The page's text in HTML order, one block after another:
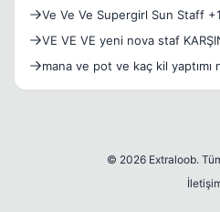
Ve Ve Ve Supergirl Sun Staff
VE VE VE yeni nova staf
mana ve pot ve kaç kil
© 2026 Extraloob.